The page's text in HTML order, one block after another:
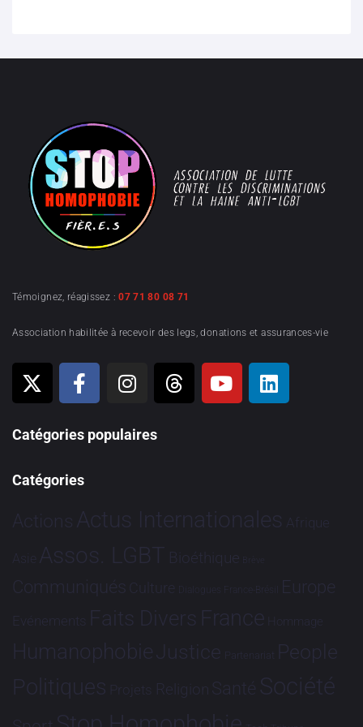
Témoignez, réagissez :07 71 80 08 71
Association habilitée à recevoir des legs, donations et assurances-vie
Catégories populaires
Catégories
Actions Actus Internationales Afrique
Asie Assos. LGBT Bioéthique Brève
Communiqués Culture Dialogues France-Brésil Europe
Evénements Faits Divers France Hommage
HumanophobieJustice Partenariat People
Politiques Projets Religion Santé Société